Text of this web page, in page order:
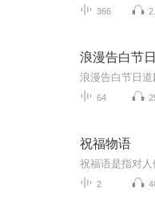
366
浪漫告白节
64
祝福物语
2